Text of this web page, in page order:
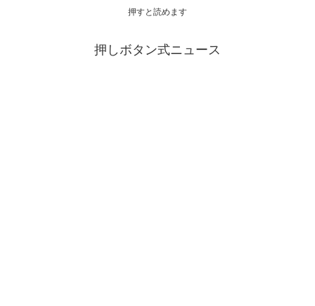
押すと読めます
押しボタン式ニュース